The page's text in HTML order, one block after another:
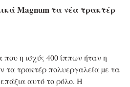
Magnum τα νέα τρακτέρ
η ισχύς 400 ίππων ήταν η
τα τρακτέρ πολυεργαλεία µε τα
αυτό το ρόλο. Η